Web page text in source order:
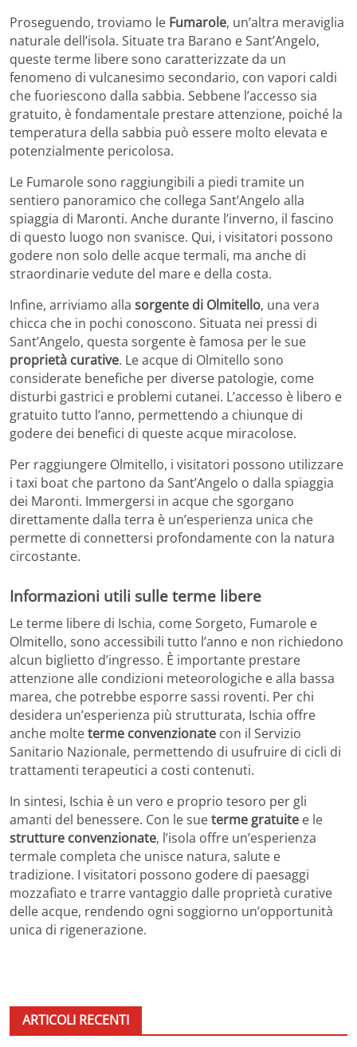
Proseguendo, troviamo le Fumarole, un’altra meraviglia
naturale dell’isola. Situate tra Barano e Sant’Angelo,
queste terme libere sono caratterizzate da un
fenomeno di vulcanesimo secondario, con vapori caldi
che fuoriescono dalla sabbia. Sebbene l’accesso sia
gratuito, è fondamentale prestare attenzione, poiché la
temperatura della sabbia può essere molto elevata e
potenzialmente pericolosa.
Le Fumarole sono raggiungibili a piedi tramite un
sentiero panoramico che collega Sant’Angelo alla
spiaggia di Maronti. Anche durante l’inverno, il fascino
di questo luogo non svanisce. Qui, i visitatori possono
godere non solo delle acque termali, ma anche di
straordinarie vedute del mare e della costa.
Infine, arriviamo alla sorgente di Olmitello, una vera
chicca che in pochi conoscono. Situata nei pressi di
Sant’Angelo, questa sorgente è famosa per le sue
proprietà curative. Le acque di Olmitello sono
considerate benefiche per diverse patologie, come
disturbi gastrici e problemi cutanei. L’accesso è libero e
gratuito tutto l’anno, permettendo a chiunque di
godere dei benefici di queste acque miracolose.
Per raggiungere Olmitello, i visitatori possono utilizzare
i taxi boat che partono da Sant’Angelo o dalla spiaggia
dei Maronti. Immergersi in acque che sgorgano
direttamente dalla terra è un’esperienza unica che
permette di connettersi profondamente con la natura
circostante.
Informazioni utili sulle terme libere
Le terme libere di Ischia, come Sorgeto, Fumarole e
Olmitello, sono accessibili tutto l’anno e non richiedono
alcun biglietto d’ingresso. È importante prestare
attenzione alle condizioni meteorologiche e alla bassa
marea, che potrebbe esporre sassi roventi. Per chi
desidera un’esperienza più strutturata, Ischia offre
anche molteterme convenzionate con il Servizio
Sanitario Nazionale, permettendo di usufruire di cicli di
trattamenti terapeutici a costi contenuti.
In sintesi, Ischia è un vero e proprio tesoro per gli
amanti del benessere. Con le sueterme gratuite e le
strutture convenzionate, l’isola offre un’esperienza
termale completa che unisce natura, salute e
tradizione. I visitatori possono godere di paesaggi
mozzafiato e trarre vantaggio dalle proprietà curative
delle acque, rendendo ogni soggiorno un’opportunità
unica di rigenerazione.
ARTICOLI RECENTI